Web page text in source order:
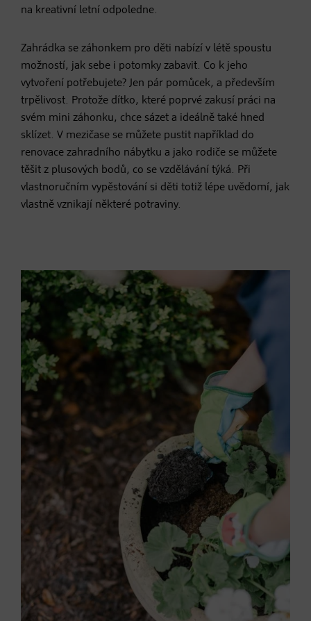
na kreativní letní odpoledne.
Zahrádka se záhonkem pro děti nabízí v létě spoustu
možností, jak sebe i potomky zabavit. Co k jeho
vytvoření potřebujete? Jen pár pomůcek, a především
trpělivost. Protože dítko, které poprvé zakusí práci na
svém mini záhonku, chce sázet a ideálně také hned
sklízet. V mezičase se můžete pustit například do
renovace zahradního nábytku a jako rodiče se můžete
těšit z plusových bodů, co se vzdělávání týká. Při
vlastnoručním vypěstování si děti totiž lépe uvědomí, jak
vlastně vznikají některé potraviny.